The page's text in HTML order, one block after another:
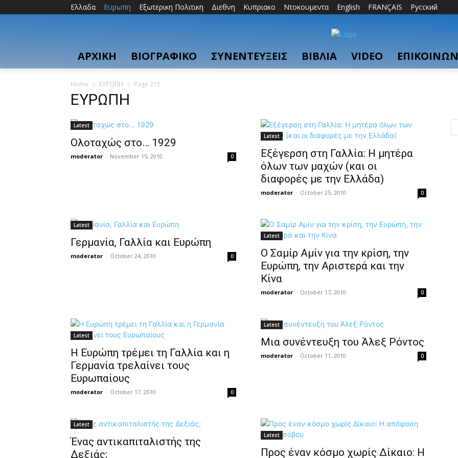
Ελλαδα Ευρωπη Εξωτερικη Πολιτικη Διεθνη Κυπριακο Ντοκουμεντα English FRANÇAIS Русский
ΑΡΧΙΚΗ ΒΙΟΓΡΑΦΙΚΟ ΣΥΝΕΝΤΕΥΞΕΙΣ ΒΙΒΛΙΑ VIDEO
Home ΕΥΡΩΠΗ Page 215
ΕΥΡΩΠΗ
Latest
Ολοταχώς στο… 1929
moderator - November 15, 2010 0
Latest
Εξέγερση στη Γαλλία: Η μητέρα
όλων των μαχών (και οι
διαφορές με την Ελλάδα)
moderator - October 25, 2010 0
Latest
Γερμανία, Γαλλία και Ευρώπη
moderator - October 24, 2010 0
Latest
O Σαμίρ Αμίν για την κρίση, την
Ευρώπη, την Αριστερά και την
Κίνα
moderator - October 17, 2010 0
Latest
Η Ευρώπη τρέμει τη Γαλλία και η
Γερμανία τρελαίνει τους
Ευρωπαίους
moderator - October 17, 2010 0
Latest
Μια συνέντευξη του Άλεξ Ρόντος
moderator - October 11, 2010 0
Latest
Ένας αντικαπιταλιστής της
Δεξιάς;
Latest
Προς έναν κόσμο χωρίς Δίκαιο: Η